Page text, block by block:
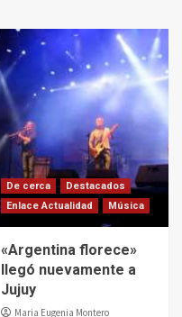
De cerca
Destacados
Enlace Actualidad
Música
«Argentina florece»
llegó nuevamente a
Jujuy
Maria Eugenia Montero